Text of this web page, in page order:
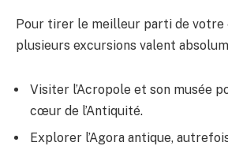
Pour tirer le meilleur parti de votre
plusieurs excursions valent
Visiter l’Acropole et son musée
cœur de l’Antiquité.
Explorer l’Agora antique,